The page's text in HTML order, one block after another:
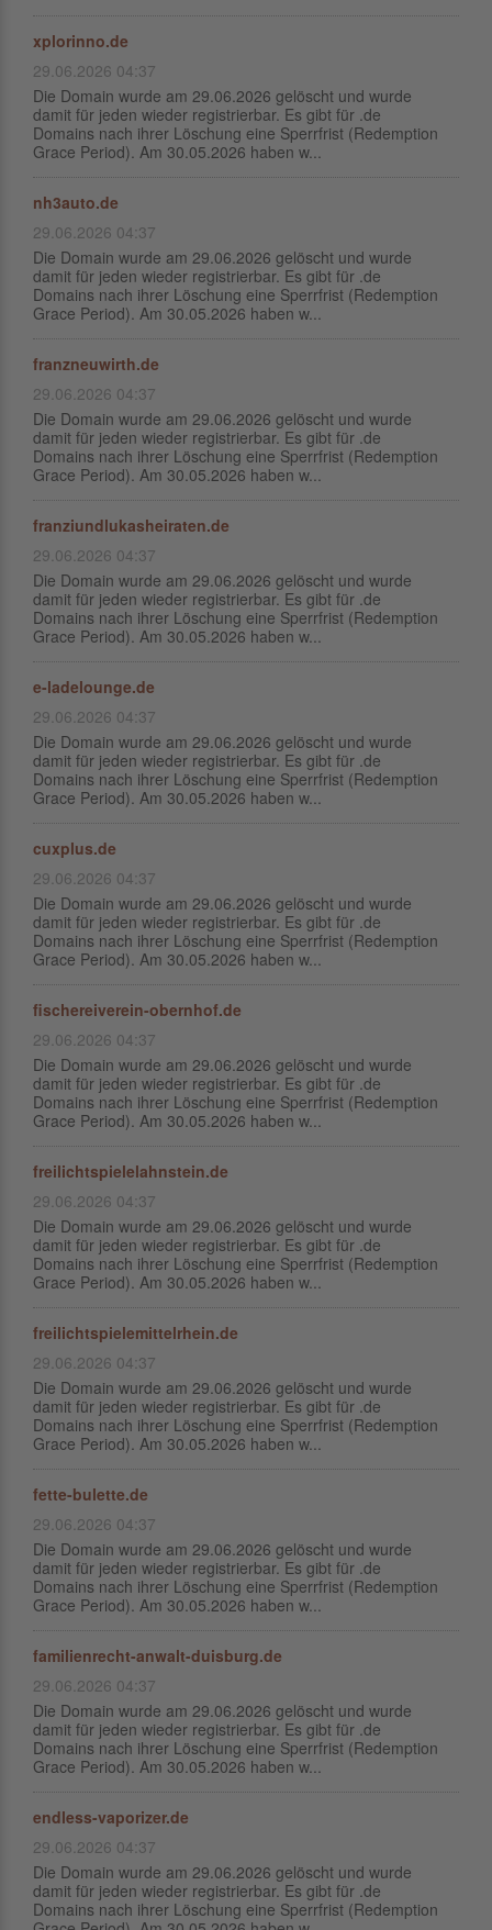
xplorinno.de
29.06.2026 04:37
Die Domain wurde am 29.06.2026 gelöscht und wurde
damit für jeden wieder registrierbar. Es gibt für .de
Domains nach ihrer Löschung eine Sperrfrist (Redemption
Grace Period). Am 30.05.2026 haben w...
nh3auto.de
29.06.2026 04:37
Die Domain wurde am 29.06.2026 gelöscht und wurde
damit für jeden wieder registrierbar. Es gibt für .de
Domains nach ihrer Löschung eine Sperrfrist (Redemption
Grace Period). Am 30.05.2026 haben w...
franzneuwirth.de
29.06.2026 04:37
Die Domain wurde am 29.06.2026 gelöscht und wurde
damit für jeden wieder registrierbar. Es gibt für .de
Domains nach ihrer Löschung eine Sperrfrist (Redemption
Grace Period). Am 30.05.2026 haben w...
franziundlukasheiraten.de
29.06.2026 04:37
Die Domain wurde am 29.06.2026 gelöscht und wurde
damit für jeden wieder registrierbar. Es gibt für .de
Domains nach ihrer Löschung eine Sperrfrist (Redemption
Grace Period). Am 30.05.2026 haben w...
e-ladelounge.de
29.06.2026 04:37
Die Domain wurde am 29.06.2026 gelöscht und wurde
damit für jeden wieder registrierbar. Es gibt für .de
Domains nach ihrer Löschung eine Sperrfrist (Redemption
Grace Period). Am 30.05.2026 haben w...
cuxplus.de
29.06.2026 04:37
Die Domain wurde am 29.06.2026 gelöscht und wurde
damit für jeden wieder registrierbar. Es gibt für .de
Domains nach ihrer Löschung eine Sperrfrist (Redemption
Grace Period). Am 30.05.2026 haben w...
fischereiverein-obernhof.de
29.06.2026 04:37
Die Domain wurde am 29.06.2026 gelöscht und wurde
damit für jeden wieder registrierbar. Es gibt für .de
Domains nach ihrer Löschung eine Sperrfrist (Redemption
Grace Period). Am 30.05.2026 haben w...
freilichtspielelahnstein.de
29.06.2026 04:37
Die Domain wurde am 29.06.2026 gelöscht und wurde
damit für jeden wieder registrierbar. Es gibt für .de
Domains nach ihrer Löschung eine Sperrfrist (Redemption
Grace Period). Am 30.05.2026 haben w...
freilichtspielemittelrhein.de
29.06.2026 04:37
Die Domain wurde am 29.06.2026 gelöscht und wurde
damit für jeden wieder registrierbar. Es gibt für .de
Domains nach ihrer Löschung eine Sperrfrist (Redemption
Grace Period). Am 30.05.2026 haben w...
fette-bulette.de
29.06.2026 04:37
Die Domain wurde am 29.06.2026 gelöscht und wurde
damit für jeden wieder registrierbar. Es gibt für .de
Domains nach ihrer Löschung eine Sperrfrist (Redemption
Grace Period). Am 30.05.2026 haben w...
familienrecht-anwalt-duisburg.de
29.06.2026 04:37
Die Domain wurde am 29.06.2026 gelöscht und wurde
damit für jeden wieder registrierbar. Es gibt für .de
Domains nach ihrer Löschung eine Sperrfrist (Redemption
Grace Period). Am 30.05.2026 haben w...
endless-vaporizer.de
29.06.2026 04:37
Die Domain wurde am 29.06.2026 gelöscht und wurde
damit für jeden wieder registrierbar. Es gibt für .de
Domains nach ihrer Löschung eine Sperrfrist (Redemption